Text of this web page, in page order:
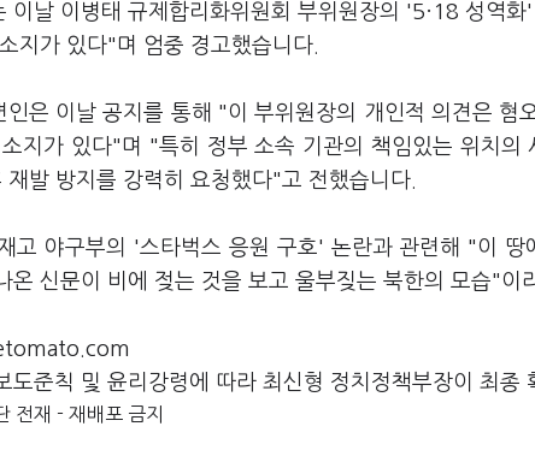
이날 이병태 규제합리화위원회 부위원장의 '5·18 성역
지가 있다"며 엄중 경고했습니다.
인은 이날 공지를 통해 "이 부위원장의 개인적 의견은 혐
지가 있다"며 "특히 정부 소속 기관의 책임있는 위치의
발 방지를 강력히 요청했다"고 전했습니다.
고 야구부의 '스타벅스 응원 구호' 논란과 관련해 "이
온 신문이 비에 젖는 것을 보고 울부짖는 북한의 모습"이
도준칙 및 윤리강령에 따라 최신형 정치정책부장이 최종
전재 - 재배포 금지